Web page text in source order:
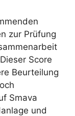
zur Prüfung
Score
Beurteilung
Smava
und